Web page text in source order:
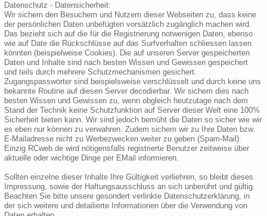
Datenschutz - Datensicherheit:
Wir sichern den Besuchern und Nutzern dieser Webseiten zu, dass keine
der persönlichen Daten unbefügten vorsätzlich zugänglich machen wird.
Das bezieht sich auf die für die Registrierung notwenigen Daten, ebenso
wie auf Date die Rückschlüsse auf das Surfverhalten schliessen lassen
könnten (beispielweise Cookies). Die auf unseren Server gespeicherten
Daten und Inhalte sind nach besten Wissen und Gewissen gespeichert
und teils durch mehrere Schutzmechanismen gesichert.
Zugangspasswörter sind beispielsweise verschlüsselt und durch keine uns
bekannte Routine auf diesen Server decodierbar. Wir sichern dies nach
besten Wissen und Gewissen zu, wenn obgleich heutzutage nach dem
Stand der Technik keine Schutzfunktion auf Server dieser Welt eine 100%
Sicherheit bieten kann. Wir sind jedoch bemüht die Daten so sicher wie wir
es eben nur können zu verwahren. Zudem sichern wir zu Ihre Daten bzw.
E-Mailadresse nicht zu Werbezwecken weiter zu geben (Spam-Mail).
Einzig RCweb.de wird nötigensfalls registrierte Benutzer zeitweise über
aktuelle oder wichtige Dinge per EMail informieren.
Sollten einzelne dieser Inhalte Ihre Gültigkeit verliehren, so bleibt dieses
Impressung, sowie der Haftungsausschluss an sich unberührt und gültig.
Beachten Sie bitte unsere gesondert verlinkte Datenschutzerklärung, in
der sich weitere und detailierte Informationen über die Verwendung von